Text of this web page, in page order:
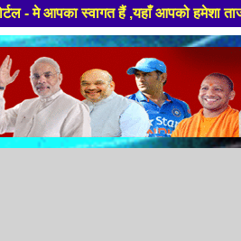
हैं ,यहाँ आपको हमेशा ताजा खबरों से